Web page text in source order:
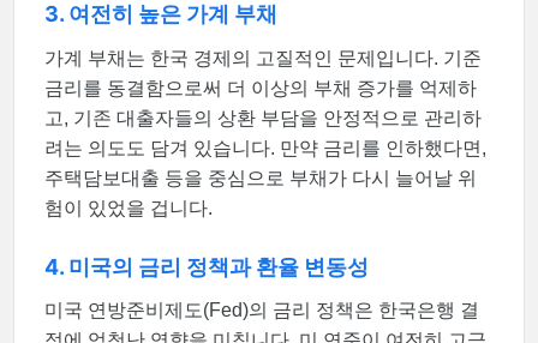
3. 여전히 높은 가계 부채
가계 부채는 한국 경제의 고질적인 문제입니다. 기준
금리를 동결함으로써 더 이상의 부채 증가를 억제하
고, 기존 대출자들의 상환 부담을 안정적으로 관리하
려는 의도도 담겨 있습니다. 만약 금리를 인하했다면,
주택담보대출 등을 중심으로 부채가 다시 늘어날 위
험이 있었을 겁니다.
4. 미국의 금리 정책과 환율 변동성
미국 연방준비제도(Fed)의 금리 정책은 한국은행 결